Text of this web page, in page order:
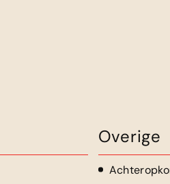
Overige